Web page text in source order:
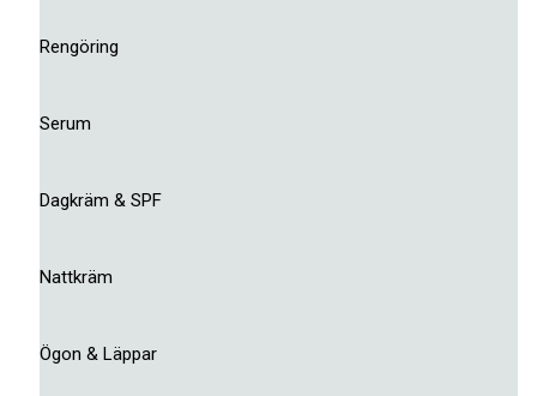
Rengöring
Serum
Dagkräm & SPF
Nattkräm
Ögon & Läppar